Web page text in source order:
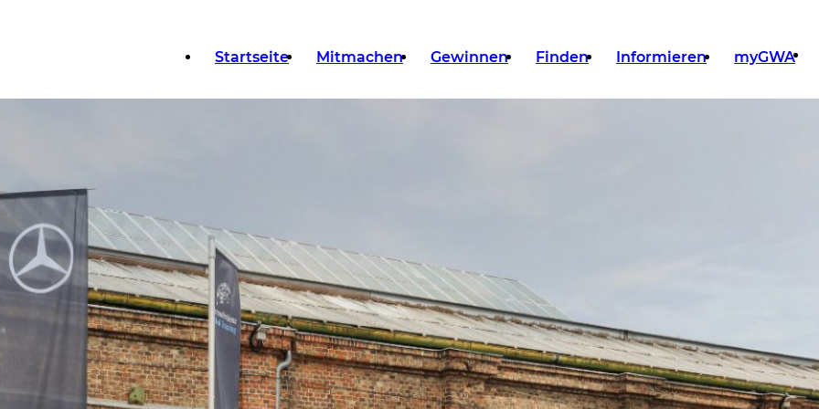
Startseite Mitmachen Gewinnen Finden Informieren myGWA